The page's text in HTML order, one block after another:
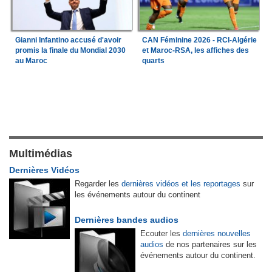
Gianni Infantino accusé d'avoir
promis la finale du Mondial 2030
au Maroc
CAN Féminine 2026 - RCI-Algérie
et Maroc-RSA, les affiches des
quarts
Multimédias
Dernières Vidéos
Regarder les dernières vidéos et les reportages sur
les événements autour du continent
Dernières bandes audios
Ecouter les dernières nouvelles
audios de nos partenaires sur les
événements autour du continent.